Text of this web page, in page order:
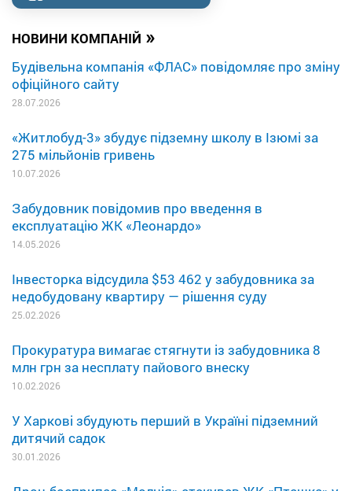
НОВИНИ КОМПАНІЙ »
Будівельна компанія «ФЛАС» повідомляє про зміну
офіційного сайту
28.07.2026
«Житлобуд-3» збудує підземну школу в Ізюмі за
275 мільйонів гривень
10.07.2026
Забудовник повідомив про введення в
експлуатацію ЖК «Леонардо»
14.05.2026
Інвесторка відсудила $53 462 у забудовника за
недобудовану квартиру — рішення суду
25.02.2026
Прокуратура вимагає стягнути із забудовника 8
млн грн за несплату пайового внеску
10.02.2026
У Харкові збудують перший в Україні підземний
дитячий садок
30.01.2026